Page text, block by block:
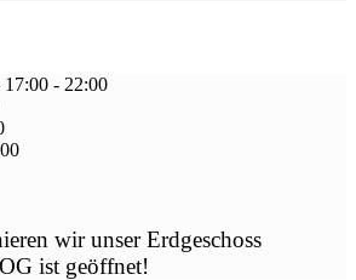
17:00 - 22:00
wir unser Erdgeschoss
ist geöffnet!